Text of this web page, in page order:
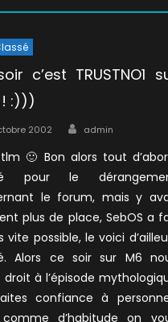
c’est TRUSTNO1
:)))
2002 Author
admin
🙂 Bon alors tout
pour le
le forum, mais y
plus de place, SebOS a
vite possible, le voici
Alors ce soir sur M6
droit à l’épisode
confiance à
d’habitude on